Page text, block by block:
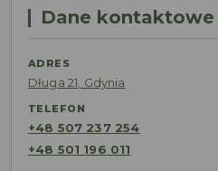
Dane kontaktowe
ADRES
Długa 21, Gdynia
TELEFON
+48 507 237 254
+48 501 196 011